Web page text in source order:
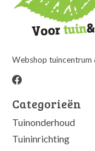
Webshop tuincentrum
Categorieën
Tuinonderhoud
Tuininrichting